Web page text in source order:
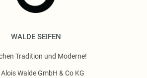
WALDE SEIFEN
Tradition und Moderne!
Walde GmbH & Co KG